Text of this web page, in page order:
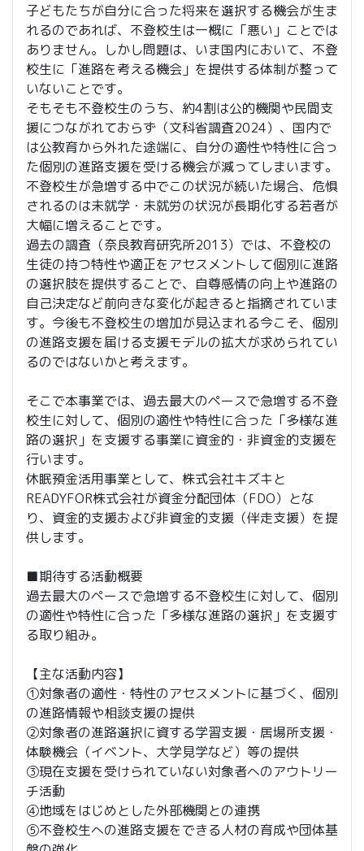
子どもたちが自分に合った将来を選択する機会が生ま
れるのであれば、不登校生は一概に「悪い」ことでは
ありません。しかし問題は、いま国内において、不登
校生に「進路を考える機会」を提供する体制が整って
いないことです。
そもそも不登校生のうち、約4割は公的機関や民間支
援につながれておらず（文科省調査2024）、国内で
は公教育から外れた途端に、自分の適性や特性に合っ
た個別の進路支援を受ける機会が減ってしまいます。
不登校生が急増する中でこの状況が続いた場合、危惧
されるのは未就学・未就労の状況が長期化する若者が
大幅に増えることです。
過去の調査（奈良教育研究所2013）では、不登校の
生徒の持つ特性や適正をアセスメントして個別に進路
の選択肢を提供することで、自尊感情の向上や進路の
自己決定など前向きな変化が起きると指摘されていま
す。今後も不登校生の増加が見込まれる今こそ、個別
の進路支援を届ける支援モデルの拡大が求められてい
るのではないかと考えます。
そこで本事業では、過去最大のペースで急増する不登
校生に対して、個別の適性や特性に合った「多様な進
路の選択」を支援する事業に資金的・非資金的支援を
行います。
休眠預金活用事業として、株式会社キズキと
READYFOR株式会社が資金分配団体（FDO）とな
り、資金的支援および非資金的支援（伴走支援）を提
供します。
■期待する活動概要
過去最大のペースで急増する不登校生に対して、個別
の適性や特性に合った「多様な進路の選択」を支援す
る取り組み。
【主な活動内容】
①対象者の適性・特性のアセスメントに基づく、個別
の進路情報や相談支援の提供
②対象者の進路選択に資する学習支援・居場所支援・
体験機会（イベント、大学見学など）等の提供
③現在支援を受けられていない対象者へのアウトリー
チ活動
④地域をはじめとした外部機関との連携
⑤不登校生への進路支援をできる人材の育成や団体基